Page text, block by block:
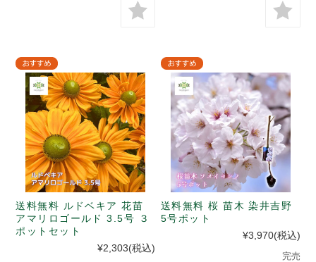
送料無料 ルドベキア 花苗
アマリロゴールド 3.5号 ３
ポットセット
¥2,303(税込)
送料無料 桜 苗木 染井吉野
5号ポット
¥3,970(税込)
完売